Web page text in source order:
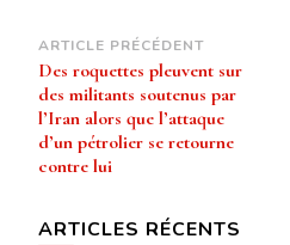
Navigation
d’article
ARTICLE PRÉCÉDENT
Des roquettes pleuvent sur
des militants soutenus par
l’Iran alors que l’attaque
d’un pétrolier se retourne
contre lui
ARTICLES RÉCENTS